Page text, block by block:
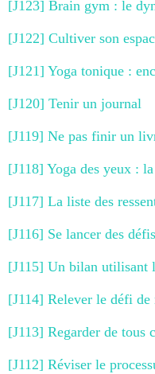
[J123] Brain gym : le
[J122] Cultiver son
[J121] Yoga tonique :
[J120] Tenir un journal
[J119] Ne pas finir un
[J118] Yoga des yeux :
[J117] La liste des
[J116] Se lancer des défis
[J115] Un bilan utilisant
[J114] Relever le défi de
[J113] Regarder de tous
[J112] Réviser le